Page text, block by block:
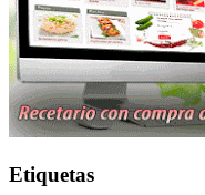
Etiquetas